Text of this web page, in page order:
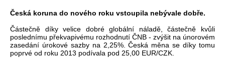
Česká koruna do nového roku vstoupila nebývale dobře.
Částečně díky velice dobré globální náladě, částečně kvůli
poslednímu překvapivému rozhodnutí ČNB - zvýšit na únorovém
zasedání úrokové sazby na 2,25%. Česká měna se díky tomu
poprvé od roku 2013 podívala pod 25,00 EUR/CZK.